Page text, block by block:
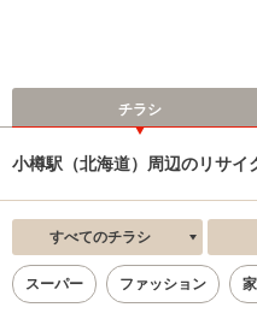
チラシ
小樽駅（北海道）周辺のリサイ
すべてのチラシ
スーパー ファッション